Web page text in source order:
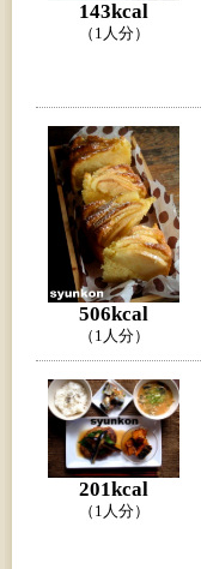
143kcal
（1人分）
506kcal
（1人分）
201kcal
（1人分）